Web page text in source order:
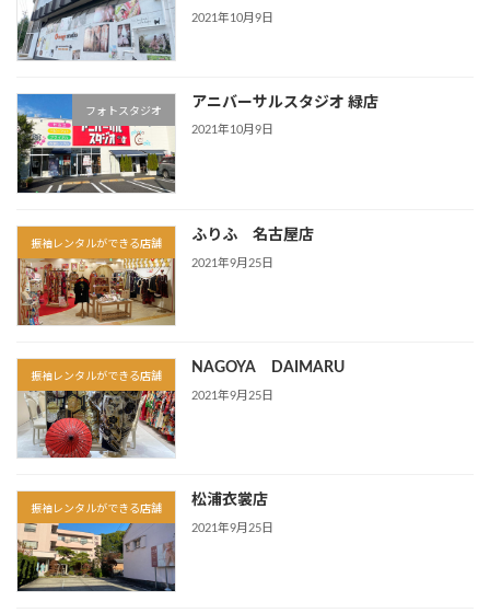
2021年10月9日
フォトスタジオ
アニバーサルスタジオ 緑店
2021年10月9日
振袖レンタルができる店舗
ふりふ 名古屋店
2021年9月25日
振袖レンタルができる店舗
NAGOYA DAIMARU
2021年9月25日
振袖レンタルができる店舗
松浦衣裳店
2021年9月25日